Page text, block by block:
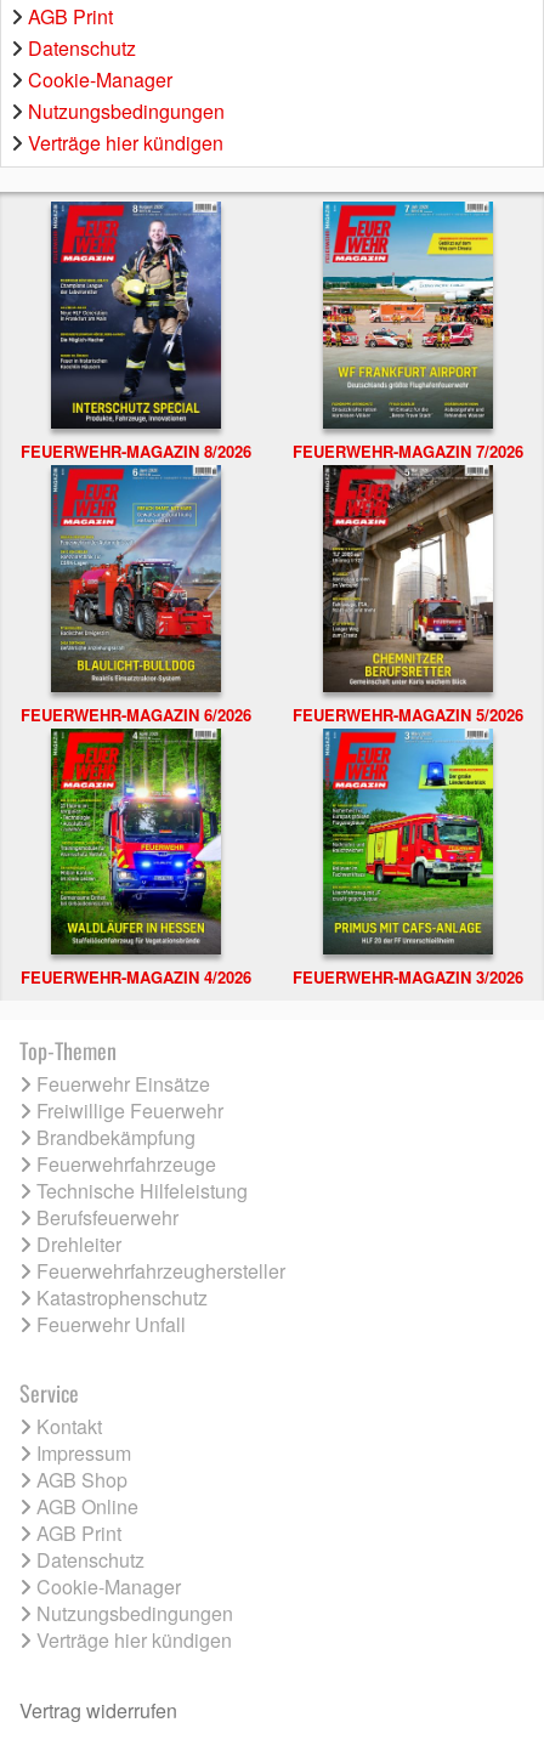
AGB Print
Datenschutz
Cookie-Manager
Nutzungsbedingungen
Verträge hier kündigen
FEUERWEHR-MAGAZIN 8/2026 FEUERWEHR-MAGAZIN 7/2026
FEUERWEHR-MAGAZIN 6/2026 FEUERWEHR-MAGAZIN 5/2026
FEUERWEHR-MAGAZIN 4/2026 FEUERWEHR-MAGAZIN 3/2026
Top-Themen
Feuerwehr Einsätze
Freiwillige Feuerwehr
Brandbekämpfung
Feuerwehrfahrzeuge
Technische Hilfeleistung
Berufsfeuerwehr
Drehleiter
Feuerwehrfahrzeughersteller
Katastrophenschutz
Feuerwehr Unfall
Service
Kontakt
Impressum
AGB Shop
AGB Online
AGB Print
Datenschutz
Cookie-Manager
Nutzungsbedingungen
Verträge hier kündigen
Vertrag widerrufen